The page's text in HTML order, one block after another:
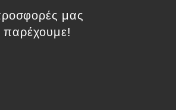
μας
παρέχουμε!​